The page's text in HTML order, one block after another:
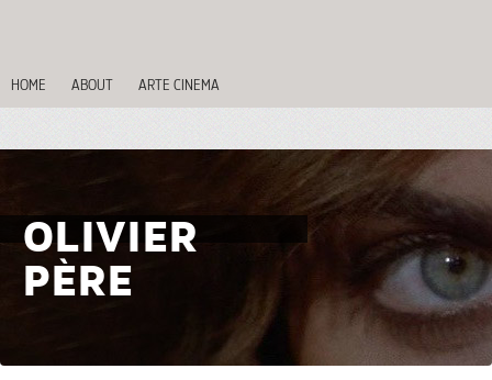
HOME ABOUT ARTE CINEMA
OLIVIER
PÈRE